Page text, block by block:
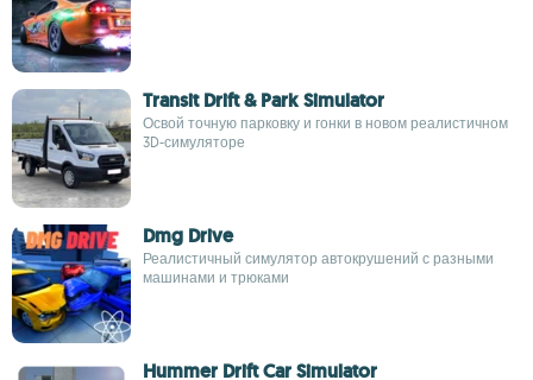
Transit Drift & Park Simulator
Освой точную парковку и гонки в новом реалистичном
3D-симуляторе
Dmg Drive
Реалистичный симулятор автокрушений с разными
машинами и трюками
Hummer Drift Car Simulator